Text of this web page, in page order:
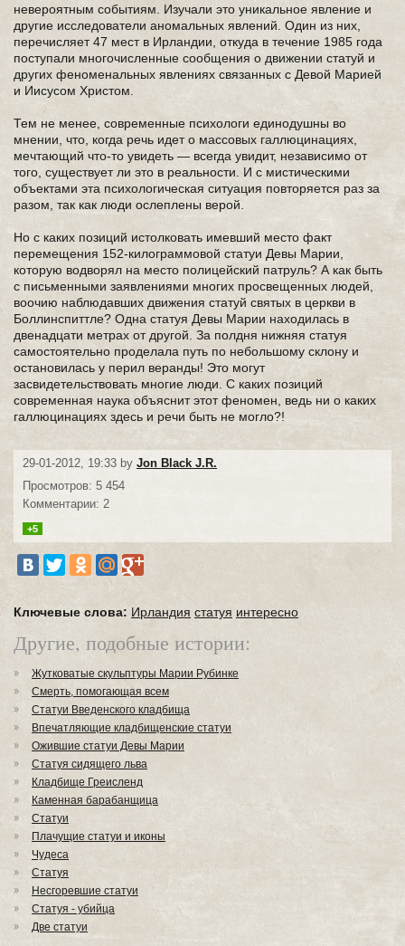
невероятным событиям. Изучали это уникальное явление и
другие исследователи аномальных явлений. Один из них,
перечисляет 47 мест в Ирландии, откуда в течение 1985 года
поступали многочисленные сообщения о движении статуй и
других феноменальных явлениях связанных с Девой Марией
и Иисусом Христом.
Тем не менее, современные психологи единодушны во
мнении, что, когда речь идет о массовых галлюцинациях,
мечтающий что-то увидеть — всегда увидит, независимо от
того, существует ли это в реальности. И с мистическими
объектами эта психологическая ситуация повторяется раз за
разом, так как люди ослеплены верой.
Но с каких позиций истолковать имевший место факт
перемещения 152-килограммовой статуи Девы Марии,
которую водворял на место полицейский патруль? А как быть
с письменными заявлениями многих просвещенных людей,
воочию наблюдавших движения статуй святых в церкви в
Боллинспиттле? Одна статуя Девы Марии находилась в
двенадцати метрах от другой. За полдня нижняя статуя
самостоятельно проделала путь по небольшому склону и
остановилась у перил веранды! Это могут
засвидетельствовать многие люди. С каких позиций
современная наука объяснит этот феномен, ведь ни о каких
галлюцинациях здесь и речи быть не могло?!
29-01-2012, 19:33 by Jon Black J.R.
Просмотров: 5 454
Комментарии: 2
+5
Ключевые слова: Ирландия статуя интересно
Другие, подобные истории:
Жутковатые скульптуры Марии Рубинке
Смерть, помогающая всем
Статуи Введенского кладбища
Впечатляющие кладбищенские статуи
Ожившие статуи Девы Марии
Статуя сидящего льва
Кладбище Греисленд
Каменная барабанщица
Статуи
Плачущие статуи и иконы
Чудеса
Статуя
Несгоревшие статуи
Статуя - убийца
Две статуи